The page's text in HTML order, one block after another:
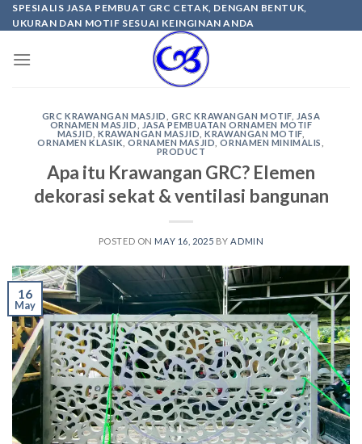
Skip
to
SPESIALIS JASA PEMBUAT GRC CETAK, DENGAN BENTUK,
UKURAN DAN MOTIF SESUAI KEINGINAN ANDA
GRC KRAWANGAN MASJID ,GRC KRAWANGAN MOTIF,
JASA
ORNAMEN MASJID
JASA PEMBUATAN ORNAMEN MOTIF
MASJID ,KRAWANGAN MASJID ,KRAWANGAN MOTIF,
ORNAMEN KLASIK ,ORNAMEN MASJID ,ORNAMEN MINIMALIS
PRODUCT
Apa itu Krawangan GRC? Elemen
dekorasi sekat & ventilasi bangunan
POSTED ON MAY 16, 2025 BY ADMIN
16
May